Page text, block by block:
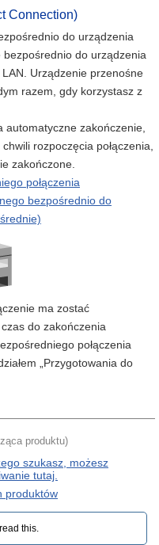
Connection)
do urządzenia
bezpośrednio do urządzenia
Urządzenie przenośne
razem, gdy korzystasz z
automatyczne zakończenie,
rozpoczęcia połączenia,
zakończone.
połączenia
bezpośrednio do
ma zostać
do zakończenia
połączenia
„Przygotowania do
produktu)
szukasz, możesz
tutaj.
produktów
this.‎